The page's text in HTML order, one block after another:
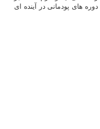
های پودمانی در آینده ای